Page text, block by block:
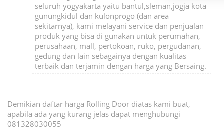
seluruh yogyakarta yaitu bantul,sleman,jogja kota
gunungkidul dan kulonprogo (dan area
sekitarnya), kami melayani service dan penjualan
produk yang bisa di gunakan untuk perumahan,
perusahaan, mall, pertokoan, ruko, pergudanan,
gedung dan lain sebagainya dengan kualitas
terbaik dan terjamin dengan harga yang Bersaing.
Demikian daftar harga Rolling Door diatas kami buat,
apabila ada yang kurang jelas dapat menghubungi
081328030055